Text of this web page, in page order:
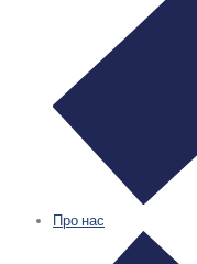
Про нас